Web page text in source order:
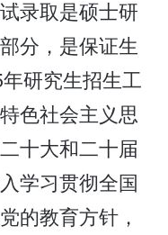
录取是硕士研
分，是保证生
研究生招生工
色社会主义思
十大和二十届
学习贯彻全国
的教育方针，